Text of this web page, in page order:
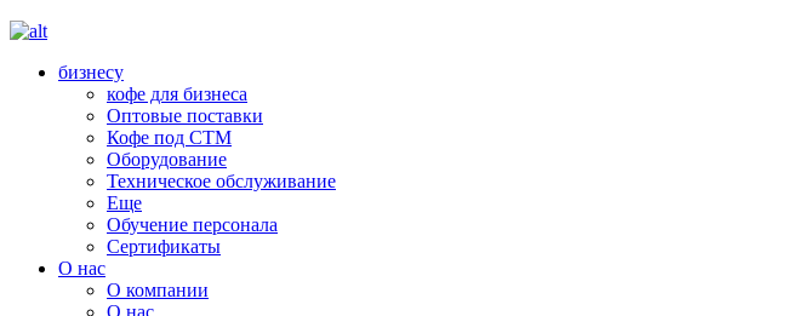
бизнесу
кофе для бизнеса
Оптовые поставки
Кофе под СТМ
Оборудование
Техническое обслуживание
Еще
Обучение персонала
Сертификаты
О нас
O компании
О нас